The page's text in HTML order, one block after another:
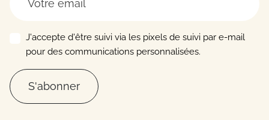
J'accepte d'être suivi via les pixels de suivi par e-mail
pour des communications personnalisées.
S'abonner